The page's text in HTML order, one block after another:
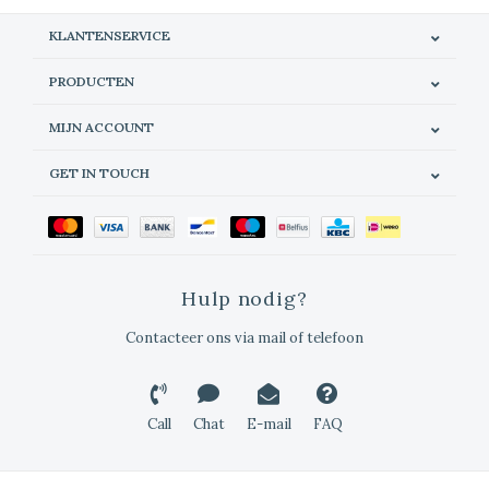
KLANTENSERVICE
PRODUCTEN
MIJN ACCOUNT
GET IN TOUCH
Hulp nodig?
Contacteer ons via mail of telefoon
Call Chat E-mail FAQ